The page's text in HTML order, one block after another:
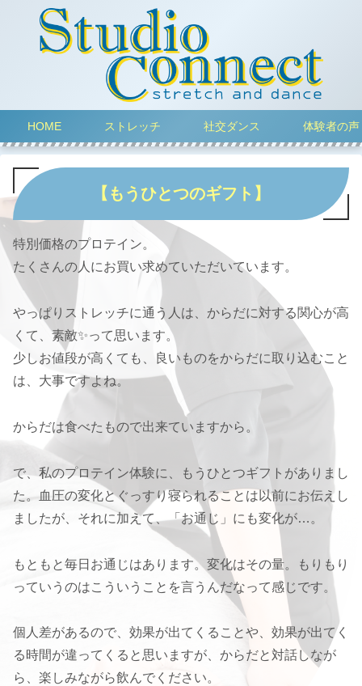
HOME ストレッチ 社交ダンス 体験者の声
【もうひとつのギフト】
特別価格のプロテイン。
たくさんの人にお買い求めていただいています。
やっぱりストレッチに通う人は、からだに対する関心が高
くて、素敵✨って思います。
少しお値段が高くても、良いものをからだに取り込むこと
は、大事ですよね。
からだは食べたもので出来ていますから。
で、私のプロテイン体験に、もうひとつギフトがありまし
た。血圧の変化とぐっすり寝られることは以前にお伝えし
ましたが、それに加えて、「お通じ」にも変化が…。
もともと毎日お通じはあります。変化はその量。もりもり
っていうのはこういうことを言うんだなって感じです。
個人差があるので、効果が出てくることや、効果が出てく
る時間が違ってくると思いますが、からだと対話しなが
ら、楽しみながら飲んでください。